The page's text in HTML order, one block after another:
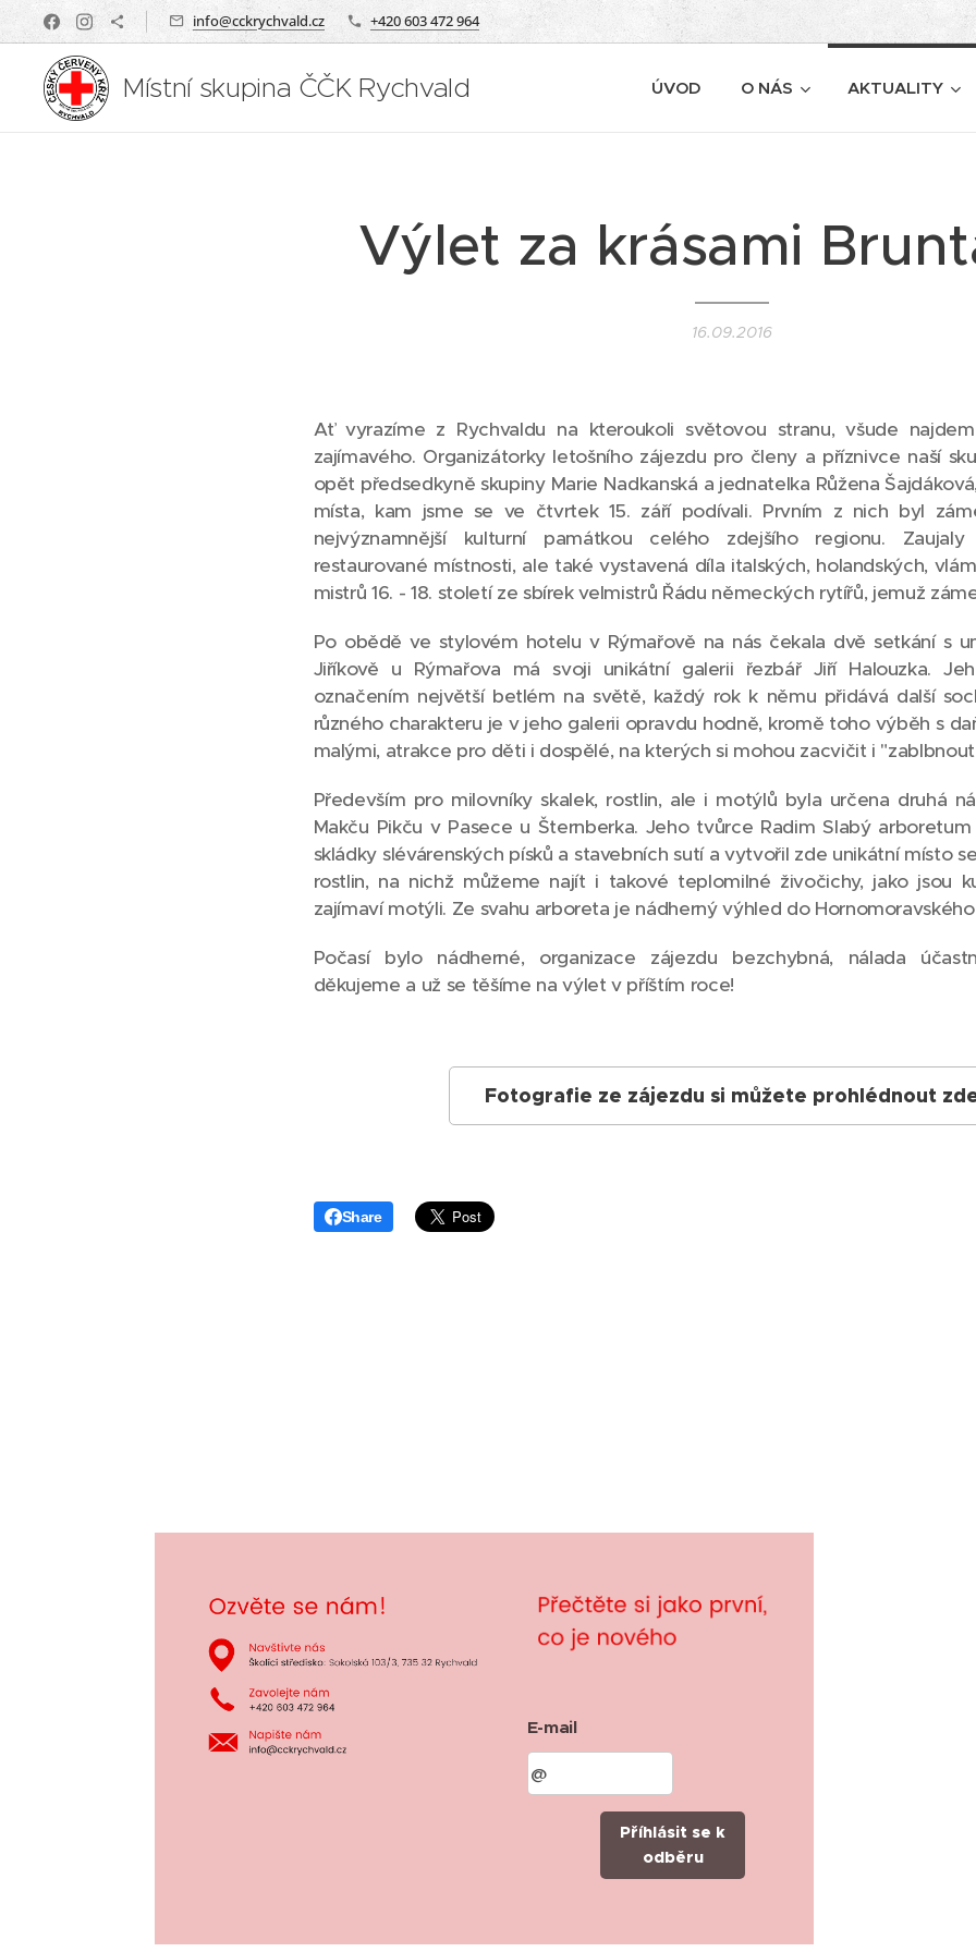
info@cckrychvald.cz +420 603 472 964
Místní skupina ČČK Rychvald ÚVOD O NÁS AKTUALITY
Výlet za krásami
16.09.2016
Ať vyrazíme z Rychvaldu na kteroukoli světovou stranu, všude
zajímavého. Organizátorky letošního zájezdu pro členy a příznivce naší
opět předsedkyně skupiny Marie Nadkanská a jednatelka Růžena
místa, kam jsme se ve čtvrtek 15. září podívali. Prvním z nich byl
nejvýznamnější kulturní památkou celého zdejšího regionu.
restaurované místnosti, ale také vystavená díla italských, holandských,
mistrů 16. - 18. století ze sbírek velmistrů Řádu německých rytířů, jemuž
Po obědě ve stylovém hotelu v Rýmařově na nás čekala dvě setkání s
Jiříkově u Rýmařova má svoji unikátní galerii řezbář Jiří Halouzka.
označením největší betlém na světě, každý rok k němu přidává další
různého charakteru je v jeho galerii opravdu hodně, kromě toho výběh s
malými, atrakce pro děti i dospělé, na kterých si mohou zacvičit i
Především pro milovníky skalek, rostlin, ale i motýlů byla určena druhá
Makču Pikču v Pasece u Šternberka. Jeho tvůrce Radim Slabý
skládky slévárenských písků a stavebních sutí a vytvořil zde unikátní místo
rostlin, na nichž můžeme najít i takové teplomilné živočichy, jako jsou
zajímaví motýli. Ze svahu arboreta je nádherný výhled do
Počasí bylo nádherné, organizace zájezdu bezchybná, nálada
děkujeme a už se těšíme na výlet v příštím roce!
Fotografie ze zájezdu si můžete prohlédnout
Share
E-mail
Příhlásit se k
odběru